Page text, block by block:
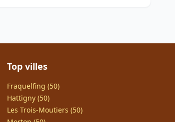
Top villes
Fraquelfing (50)
Hattigny (50)
Les Trois-Moutiers (50)